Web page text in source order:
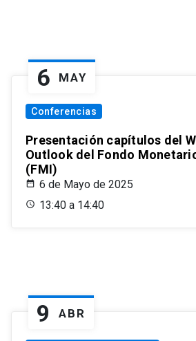
6 MAY
Conferencias
Presentación capítulos del
Outlook del Fondo
(FMI)
6 de Mayo de 2025
13:40 a 14:40
9 ABR